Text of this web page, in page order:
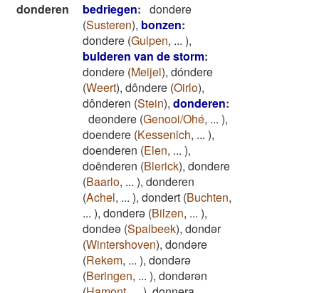
donderen
bedriegen: dondere
(Susteren), bonzen:
dondere (Gulpen, ... ),
bulderen van de storm:
dondere (Meijel), dóndere
(Weert), dôndere (Oirlo),
dônderen (Stein), donderen:
deondere (Genooi/Ohé, ... ),
doendere (Kessenich, ... ),
doenderen (Elen, ... ),
doēnderen (Blerick), dondere
(Baarlo, ... ), donderen
(Achel, ... ), dondert (Buchten,
... ), donderə (Bilzen, ... ),
dondeə (Spalbeek), dondər
(Wintershoven), dondəre
(Rekem, ... ), dondərə
(Beringen, ... ), dondərən